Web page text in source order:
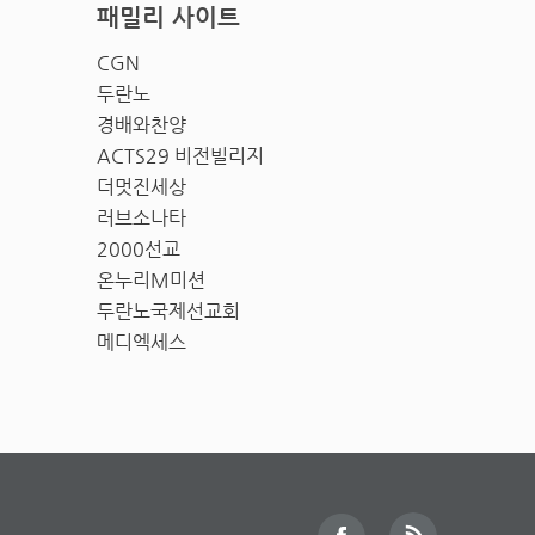
패밀리 사이트
CGN
두란노
경배와찬양
ACTS29 비전빌리지
더멋진세상
러브소나타
2000선교
온누리M미션
두란노국제선교회
메디엑세스